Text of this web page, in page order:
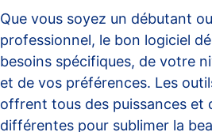
Que vous soyez un débutant
professionnel, le bon logiciel
besoins spécifiques, de votre
et de vos préférences. Les
offrent tous des puissances et
différentes pour sublimer la